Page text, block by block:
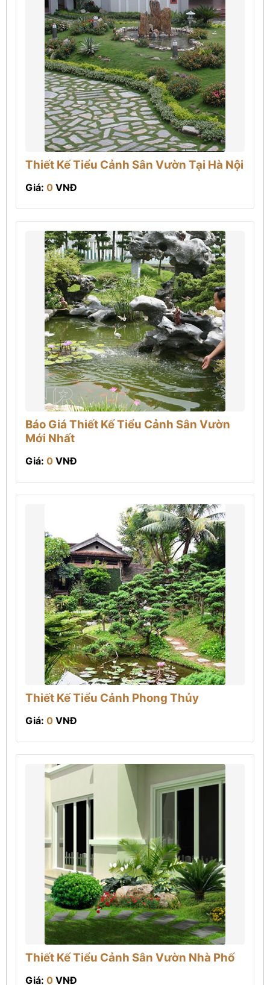
Thiết Kế Tiểu Cảnh Sân Vườn Tại Hà Nội
Giá: 0 VNĐ
Báo Giá Thiết Kế Tiểu Cảnh Sân Vườn
Mới Nhất
Giá: 0 VNĐ
Thiết Kế Tiểu Cảnh Phong Thủy
Giá: 0 VNĐ
Thiết Kế Tiểu Cảnh Sân Vườn Nhà Phố
Giá: 0 VNĐ